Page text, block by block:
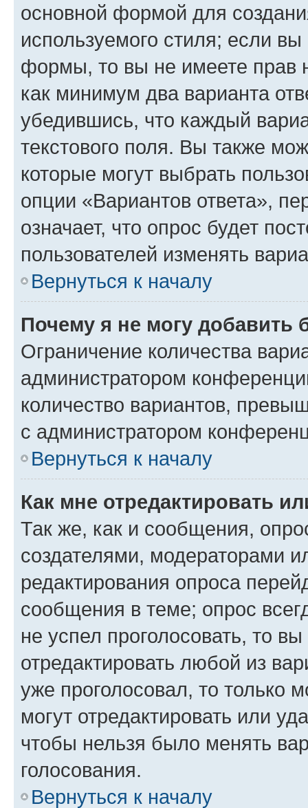
основной формой для
используемого стиля; если
формы, то вы не имеете прав
как минимум два варианта
убедившись, что каждый
текстового поля. Вы также
которые могут выбрать
опции «Вариантов ответа»,
означает, что опрос будет
пользователей изменять
Вернуться к началу
Почему я не могу добавить
Ограничение количества
администратором
количество вариантов,
с администратором
Вернуться к началу
Как мне отредактировать
Так же, как и сообщения,
создателями, модераторами
редактирования опроса
сообщения в теме; опрос
не успел проголосовать, то
отредактировать любой из
уже проголосовал, то только
могут отредактировать или
чтобы нельзя было менять
голосования.
Вернуться к началу